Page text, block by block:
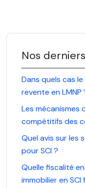
Nos
Dans quels cas
revente en LMNP
Les mécanismes
compétitifs des
Quel avis sur les
pour SCI ?
Quelle fiscalité
immobilier en SCI